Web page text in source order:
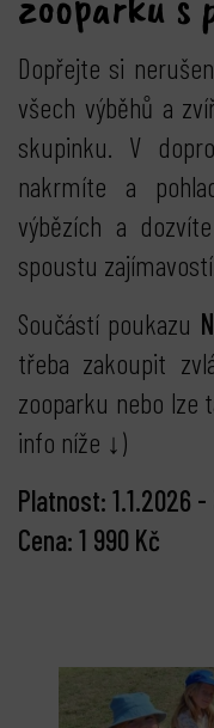
Dopřejte si
všech výběhů a
skupinku. V
nakrmíte a
výbězích a
spoustu
Součástí poukazu
třeba zakoupit
zooparku nebo lze
info níže ↓)
Platnost: 1.1.2026 -
Cena: 1 990 Kč